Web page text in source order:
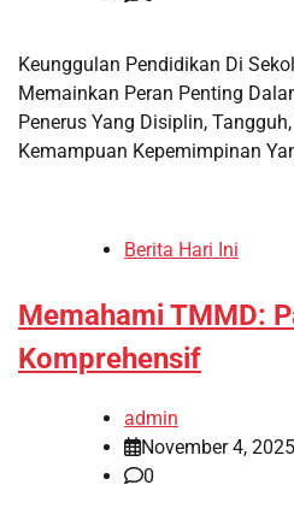
Keunggulan Pendidikan Di
Memainkan Peran Penting
Penerus Yang Disiplin,
Kemampuan Kepemimpinan
Berita Hari Ini
Memahami TMMD:
Komprehensif
admin
November 4, 2025
0